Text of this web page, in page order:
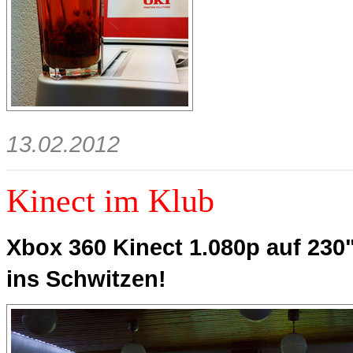
13.02.2012
Kinect im Klub
Xbox 360 Kinect 1.080p auf
ins Schwitzen!